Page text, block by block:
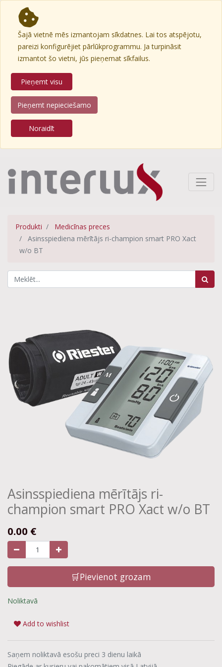
Šajā vietnē mēs izmantojam sīkdatnes. Lai tos atspējotu,
pareizi konfigurējiet pārlūkprogrammu. Ja turpināsit
izmantot šo vietni, jūs pieņemat sīkfailus.
Pieņemt visu
Pieņemt nepieciešamo
Noraidīt
Produkti
Medicīnas preces
Asinsspiediena mērītājs ri-champion smart PRO Xact
w/o BT
Asinsspiediena mērītājs ri-
champion smart PRO Xact w/o BT
0.00 €
🛒Pievienot grozam
Noliktavā
Add to wishlist
Saņem noliktavā esošu preci 3 dienu laikā